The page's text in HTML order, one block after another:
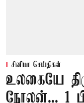
சினிமா செய்திகள்
உலகையே
நோலன்... 1